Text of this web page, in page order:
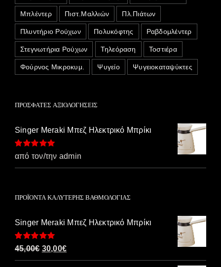
Μπλέντερ Πιστ.Μαλλιών Πλ.Πιάτων
Πλυντήριο Ρούχων Πολυκόφτης Ραβδομλέντερ
Στεγνωτήρια Ρούχων Τηλεόραση Τοστιέρα
Φούρνος Μικροκυμ. Ψυγείο Ψυγειοκαταψύκτες
ΠΡΌΣΦΑΤΕΣ ΑΞΙΟΛΟΓΉΣΕΙΣ
Singer Meraki Μπεζ Ηλεκτρικό Μπρίκι
Βαθμολογήθηκε
από τον/την admin
ΠΡΟΪΌΝΤΑ ΚΑΛΎΤΕΡΗΣ ΒΑΘΜΟΛΟΓΊΑΣ
Singer Meraki Μπεζ Ηλεκτρικό Μπρίκι
Βαθμολογήθηκε
45,00€ Original
price
30,00€Η
τρέχουσα